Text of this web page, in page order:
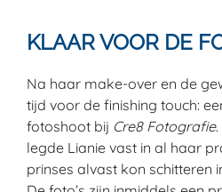
KLAAR VOOR DE
Na haar make-over en de
tijd voor de finishing touch:
fotoshoot bij Cre8 Fotografie
legde Lianie vast in al haar
prinses alvast kon schitteren